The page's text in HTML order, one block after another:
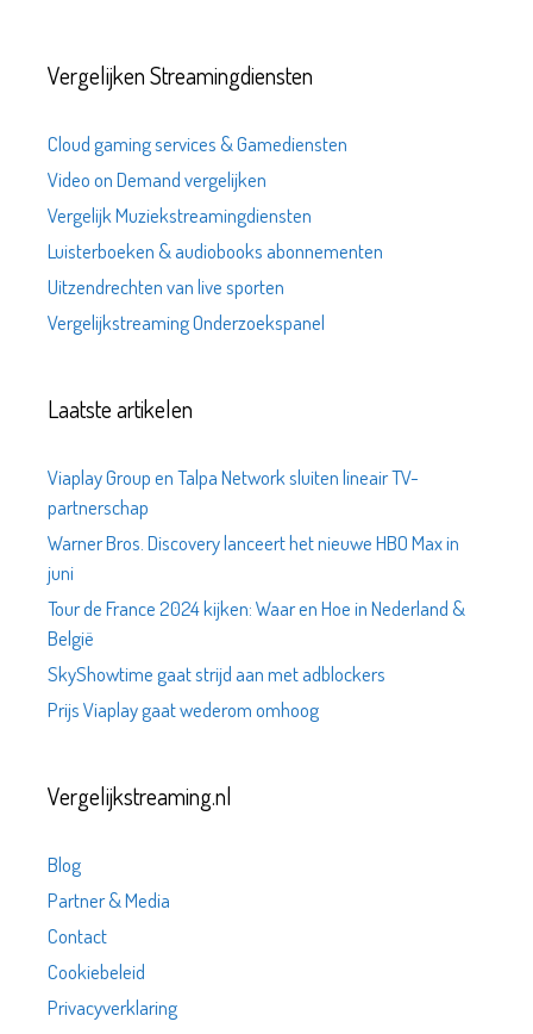
Vergelijken Streamingdiensten
Cloud gaming services & Gamediensten
Video on Demand vergelijken
Vergelijk Muziekstreamingdiensten
Luisterboeken & audiobooks abonnementen
Uitzendrechten van live sporten
Vergelijkstreaming Onderzoekspanel
Laatste artikelen
Viaplay Group en Talpa Network sluiten lineair TV-
partnerschap
Warner Bros. Discovery lanceert het nieuwe HBO Max in
juni
Tour de France 2024 kijken: Waar en Hoe in Nederland &
België
SkyShowtime gaat strijd aan met adblockers
Prijs Viaplay gaat wederom omhoog
Vergelijkstreaming.nl
Blog
Partner & Media
Contact
Cookiebeleid
Privacyverklaring